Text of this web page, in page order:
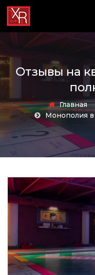
Отзывы на
Главная
Монополия